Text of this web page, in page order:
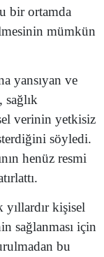
bir ortamda
mümkün
yansıyan ve
sağlık
verinin yetkisiz
söyledi.
henüz resmi
yıllardır kişisel
sağlanması için
bu